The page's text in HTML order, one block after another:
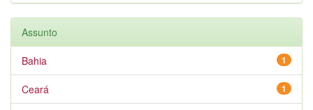
Assunto
1
Bahia
1
Ceará